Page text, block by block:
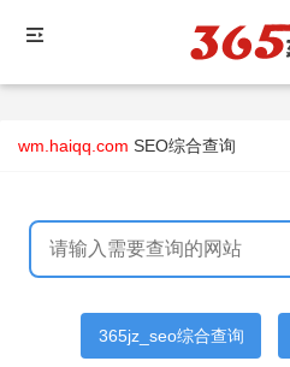
wm.haiqq.com SEO综合查询
365jz_seo综合查询